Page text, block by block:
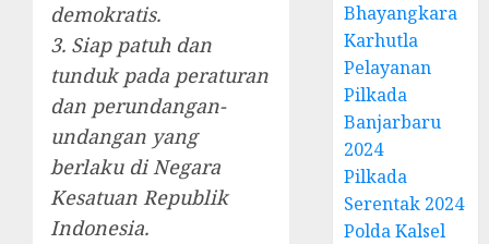
demokratis.
3. Siap patuh dan
tunduk pada peraturan
dan perundangan-
undangan yang
berlaku di Negara
Kesatuan Republik
Indonesia.
Bhayangkara
Karhutla
Pelayanan
Pilkada
Banjarbaru
2024
Pilkada
Serentak 2024
Polda Kalsel